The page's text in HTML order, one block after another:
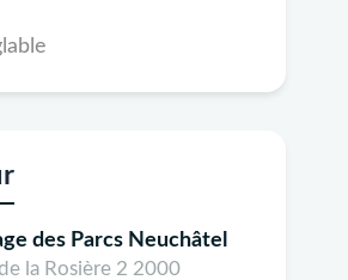
des Parcs Neuchâtel
la Rosière 2 2000